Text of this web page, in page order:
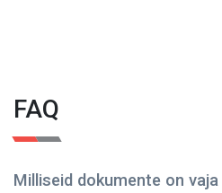
FAQ
Milliseid dokumente on